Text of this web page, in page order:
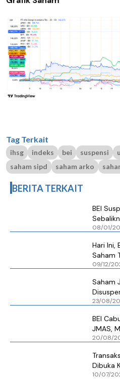
Tag Terkait
ihsg indeks bei suspensi
saham sipd
saham arko
BERITA TERKAIT
BEI
PADI
08/01/
Hari Ini,
Saham
09/12/
Saham
23/08/
BEI
JMAS,
20/08/
Dibuka
10/07/